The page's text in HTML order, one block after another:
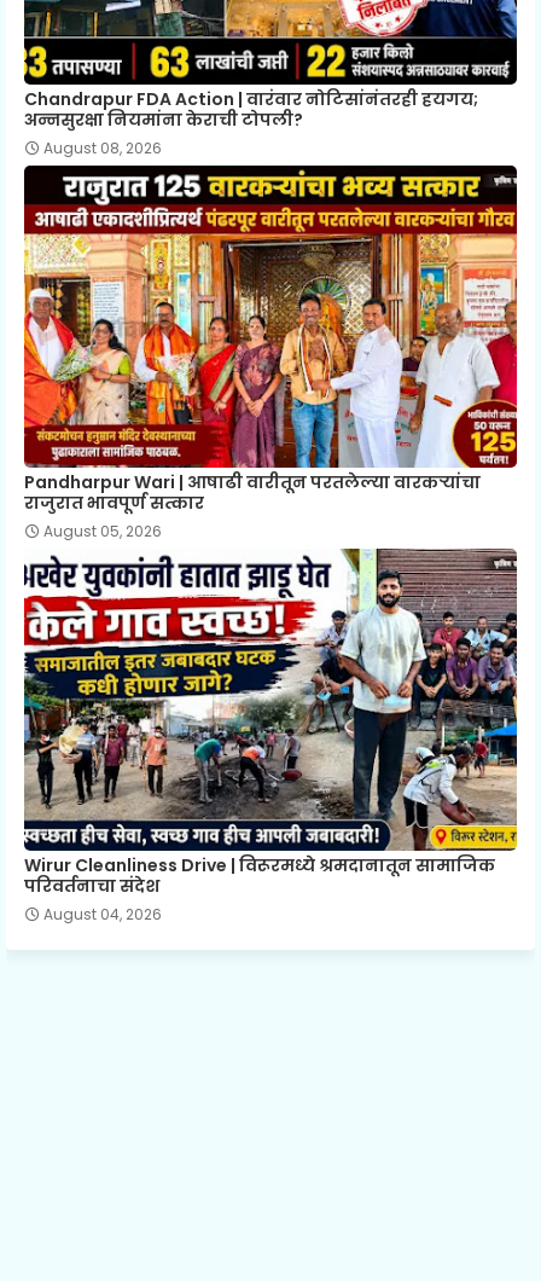
Chandrapur FDA Action | वारंवार नोटिसांनंतरही हयगय;
अन्नसुरक्षा नियमांना केराची टोपली?
August 08, 2026
Pandharpur Wari | आषाढी वारीतून परतलेल्या वारकऱ्यांचा
राजुरात भावपूर्ण सत्कार
August 05, 2026
Wirur Cleanliness Drive | विरूरमध्ये श्रमदानातून सामाजिक
परिवर्तनाचा संदेश
August 04, 2026